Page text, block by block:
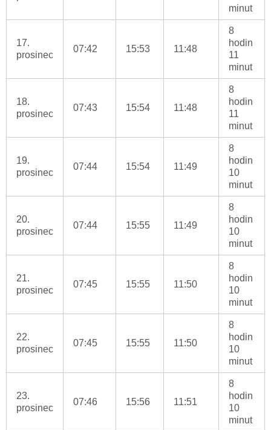
minut
17.
prosinec
07:42 15:53 11:48
8
hodin
11
minut
18.
prosinec
07:43 15:54 11:48
8
hodin
11
minut
19.
prosinec
07:44 15:54 11:49
8
hodin
10
minut
20.
prosinec
07:44 15:55 11:49
8
hodin
10
minut
21.
prosinec
07:45 15:55 11:50
8
hodin
10
minut
22.
prosinec
07:45 15:55 11:50
8
hodin
10
minut
23.
prosinec
07:46 15:56 11:51
8
hodin
10
minut